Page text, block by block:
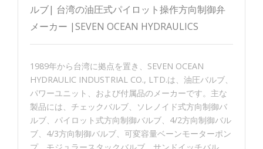
ルブ| 台湾の油圧式パイロット操作方向制御弁
メーカー |SEVEN OCEAN HYDRAULICS
1989年から台湾に拠点を置き、SEVEN OCEAN
HYDRAULIC INDUSTRIAL CO., LTD.は、油圧バルブ、
パワーユニット、および付属品のメーカーです。主な
製品には、チェックバルブ、ソレノイド式方向制御バ
ルブ、パイロット式方向制御バルブ、4/2方向制御バル
ブ、4/3方向制御バルブ、可変容量ベーンモーターポン